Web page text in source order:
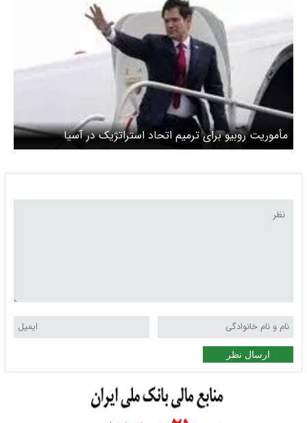
مأموریت روبیو برای ترمیم اتحاد استراتژیک در آسیا
ارسال نظر